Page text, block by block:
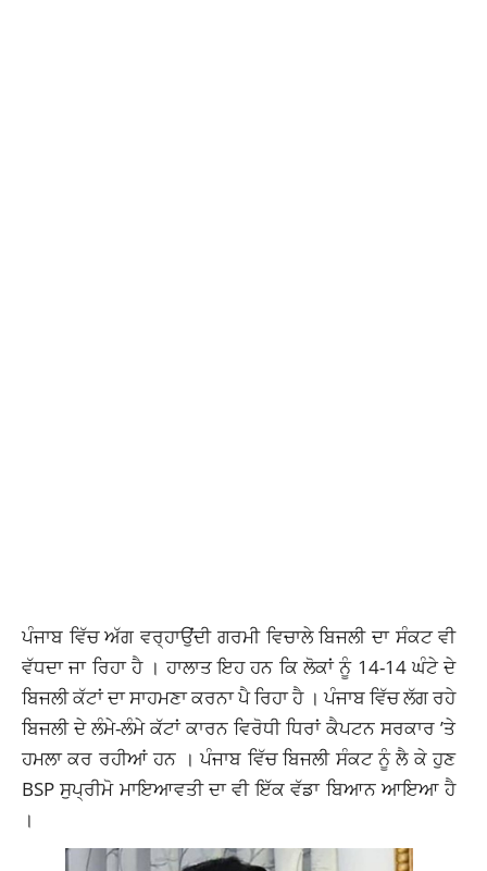
ਪੰਜਾਬ ਵਿੱਚ ਅੱਗ ਵਰ੍ਹਾਉਂਦੀ ਗਰਮੀ ਵਿਚਾਲੇ ਬਿਜਲੀ ਦਾ ਸੰਕਟ ਵੀ
ਵੱਧਦਾ ਜਾ ਰਿਹਾ ਹੈ । ਹਾਲਾਤ ਇਹ ਹਨ ਕਿ ਲੋਕਾਂ ਨੂੰ 14-14 ਘੰਟੇ ਦੇ
ਬਿਜਲੀ ਕੱਟਾਂ ਦਾ ਸਾਹਮਣਾ ਕਰਨਾ ਪੈ ਰਿਹਾ ਹੈ । ਪੰਜਾਬ ਵਿੱਚ ਲੱਗ ਰਹੇ
ਬਿਜਲੀ ਦੇ ਲੰਮੇ-ਲੰਮੇ ਕੱਟਾਂ ਕਾਰਨ ਵਿਰੋਧੀ ਧਿਰਾਂ ਕੈਪਟਨ ਸਰਕਾਰ ’ਤੇ
ਹਮਲਾ ਕਰ ਰਹੀਆਂ ਹਨ । ਪੰਜਾਬ ਵਿੱਚ ਬਿਜਲੀ ਸੰਕਟ ਨੂੰ ਲੈ ਕੇ ਹੁਣ
BSP ਸੁਪ੍ਰੀਮੋ ਮਾਇਆਵਤੀ ਦਾ ਵੀ ਇੱਕ ਵੱਡਾ ਬਿਆਨ ਆਇਆ ਹੈ
।